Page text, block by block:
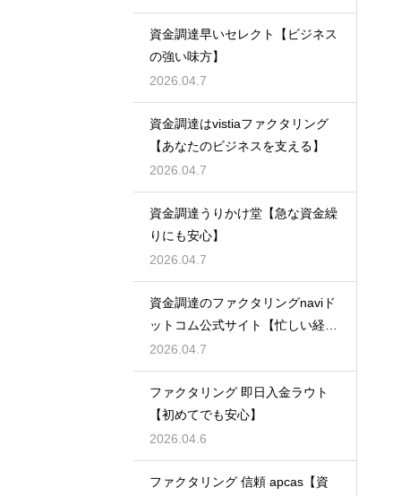
資金調達早いセレクト【ビジネス
の強い味方】
2026.04.7
資金調達はvistiaファクタリング
【あなたのビジネスを支える】
2026.04.7
資金調達うりかけ堂【急な資金繰
りにも安心】
2026.04.7
資金調達のファクタリングnaviド
ットコム公式サイト【忙しい経営
者必見】
2026.04.7
ファクタリング 即日入金ラウト
【初めてでも安心】
2026.04.6
ファクタリング 信頼 apcas【資